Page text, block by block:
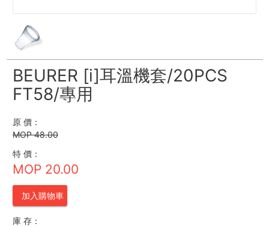
BEURER [i]耳溫機套/20PCS
FT58/專用
原 價：
MOP 48.00
特 價：
MOP 20.00
加入購物車
庫 存：